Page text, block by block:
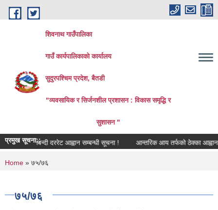
Skip to main content
शिवनाथ गाउँपालिका
गाउँ कार्यपालिकाकाे कार्यालय
सुदुरपश्चिम प्रदेश, बैतडी
"व्यवसायिक र सिर्जनशील प्रशासन : विकास समृद्धि र
सुशासन "
प्रमुख सूचना::
सिलबन्दी दररेट आह्वान सम्बन्धी सूचना ! आन्तरिक आय तर्फको ठेक्का आह्वान
You are here
Home » ७५/७६
७५/७६